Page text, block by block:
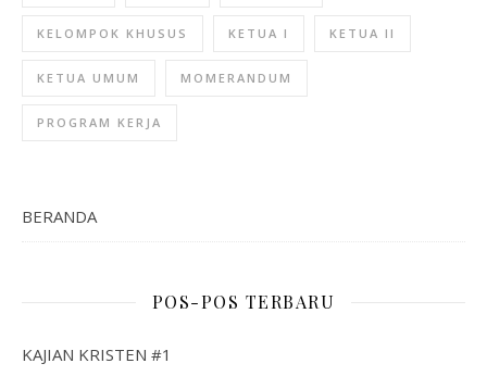
KELOMPOK KHUSUS KETUA I KETUA II
KETUA UMUM MOMERANDUM
PROGRAM KERJA
BERANDA
POS-POS TERBARU
KAJIAN KRISTEN #1